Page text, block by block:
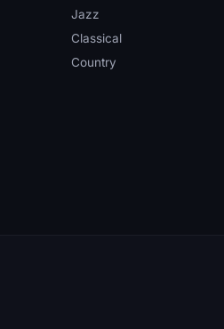
Jazz
Classical
Country